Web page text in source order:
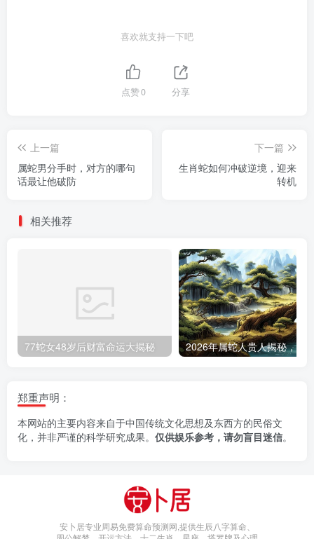
喜欢就支持一下吧
点赞0 分享
上一篇
属蛇男分手时，对方的哪句
话最让他破防
下一篇
生肖蛇如何冲破逆境，迎来
转机
相关推荐
77蛇女48岁后财富命运大揭秘
郑重声明：
本网站的主要内容来自于中国传统文化思想及东西方的民俗文
化，并非严谨的科学研究成果。 仅供娱乐参考，请勿盲目迷信。
安卜居专业周易免费算命预测网,提供生辰八字算命、